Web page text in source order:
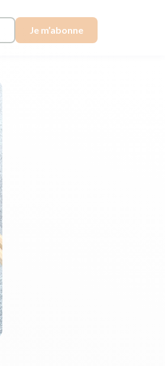
Je m’abonne